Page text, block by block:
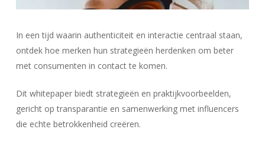
In een tijd waarin authenticiteit en interactie centraal staan,
ontdek hoe merken hun strategieën herdenken om beter
met consumenten in contact te komen.
Dit whitepaper biedt strategieën en praktijkvoorbeelden,
gericht op transparantie en samenwerking met influencers
die echte betrokkenheid creëren.